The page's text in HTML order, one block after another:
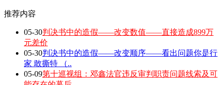
推荐内容
05-30判决书中的造假——改变数值——直接造成899万
元差价
05-30判决书中的造假——改变顺序——看出问题你是行
家 敢撕特 （..
05-09第十巡视组：邓鑫法官违反审判职责问题线索及可